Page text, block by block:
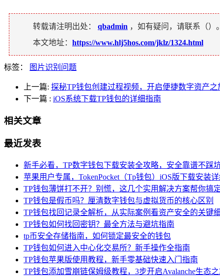
转载请注明出处： qbadmin ，如有疑问，请联系（ ）。
本文地址： https://www.hlj5hos.com/jklz/1324.html
标签： 图片识别问题
上一篇: 探秘TP钱包创建过程视频，开启便捷数字资产之
下一篇 : iOS系统下载TP钱包的详细指南
相关文章
最近发表
新手必看，TP数字钱包下载安装全攻略，安全靠谱不踩
苹果用户专属，TokenPocket（Tp钱包）iOS版下载安装
TP钱包薄饼打不开？别慌，这几个实用解决方案帮你搞
TP钱包是假币吗？厘清数字钱包与虚拟货币的核心区别
TP钱包找回记录全解析，从实际案例看资产安全的关键
TP钱包如何找回密钥？最全方法与避坑指南
tp币安全存储指南，如何锁定最安全的钱包
TP钱包如何进入中心化交易所？新手操作全指南
TP钱包苹果版使用教程，新手零基础快速入门指南
TP钱包添加雪崩链保姆级教程，3步开启Avalanche生态